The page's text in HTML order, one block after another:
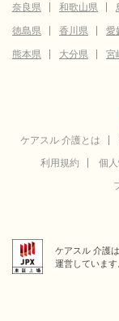
奈良県
和歌山県
徳島県
香川県 愛
熊本県
大分県 宮
ケアスル 介護とは
利用規約
個
ケアスル 介護
運営しています